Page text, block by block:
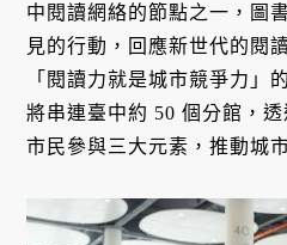
中閱讀網絡的節點之一，圖
見的行動，回應新世代的閱
「閱讀力就是城市競爭力」
將串連臺中約 50 個分館，
市民參與三大元素，推動城